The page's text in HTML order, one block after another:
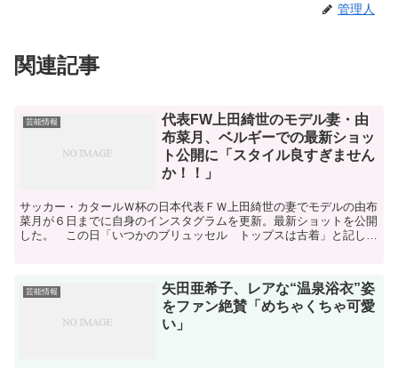
管理人
関連記事
芸能情報
代表FW上田綺世のモデル妻・由
布菜月、ベルギーでの最新ショッ
ト公開に「スタイル良すぎません
か！！」
サッカー・カタールＷ杯の日本代表ＦＷ上田綺世の妻でモデルの由布
菜月が６日までに自身のインスタグラムを更新。最新ショットを公開
した。 この日「いつかのブリュッセル トップスは古着」と記し、
芸能情報
矢田亜希子、レアな“温泉浴衣”姿
をファン絶賛「めちゃくちゃ可愛
い」